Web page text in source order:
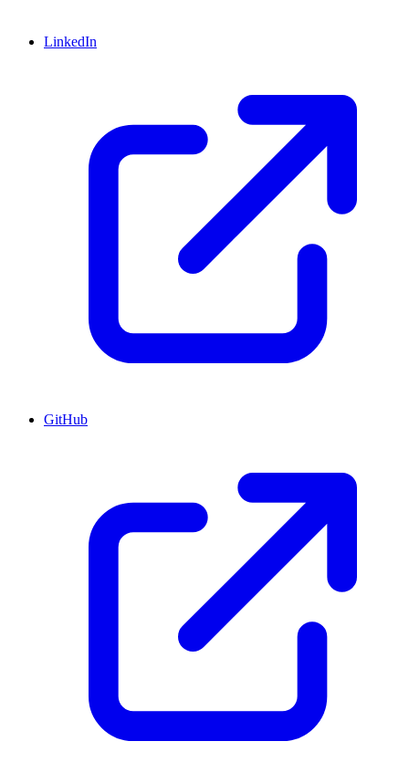
LinkedIn
GitHub